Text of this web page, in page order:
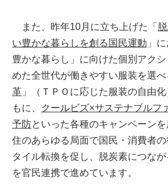
また、昨年10月に立ち上げた「
い豊かな暮らしを創る国民運動 」
豊かな暮らし」に向けた個別アク
めた全世代が働きやすい服装を選べ
革 」（ＴＰＯに応じた服装の自由
もに、
クールビズ×サステナブルフ
予防といった各種のキャンペーン
住のあらゆる局面で国民・消費者
タイル転換を促し、脱炭素につな
を官民連携で進めています。